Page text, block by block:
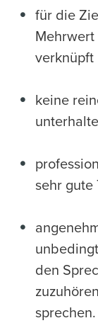
für die
verknüpft
keine
sehr gute
den
sprechen.